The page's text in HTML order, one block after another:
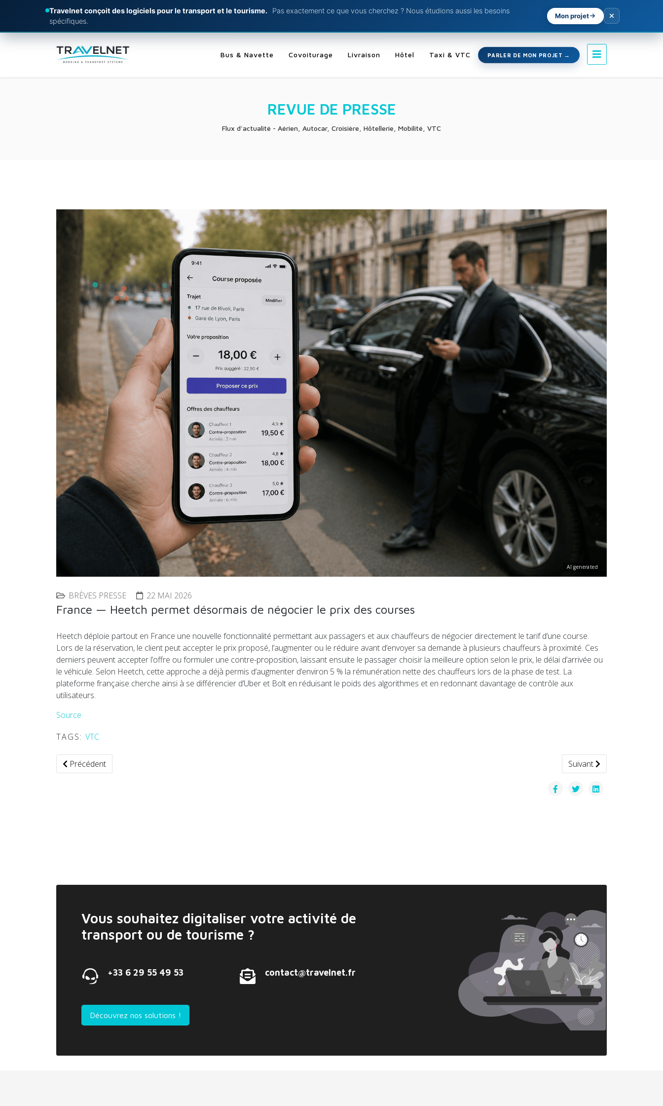
Travelnet conçoit des logiciels pour le transport et le tourisme.
Pas exactement ce que vous cherchez ? Nous étudions aussi les besoins
spécifiques.
Mon projet
Bus & Navette Covoiturage Livraison Hôtel Taxi & VTC PARLER DE MON PROJET
REVUE DE PRESSE
Flux d'actualité - Aérien, Autocar, Croisière, Hôtellerie, Mobilité, VTC
AI generated
BRÈVES PRESSE 22 MAI 2026
France — Heetch permet désormais de négocier le prix des courses
Heetch déploie partout en France une nouvelle fonctionnalité permettant aux passagers et aux chauffeurs de négocier directement le tarif d’une course.
Lors de la réservation, le client peut accepter le prix proposé, l’augmenter ou le réduire avant d’envoyer sa demande à plusieurs chauffeurs à proximité. Ces
derniers peuvent accepter l’offre ou formuler une contre-proposition, laissant ensuite le passager choisir la meilleure option selon le prix, le délai d’arrivée ou
le véhicule. Selon Heetch, cette approche a déjà permis d’augmenter d’environ 5 % la rémunération nette des chauffeurs lors de la phase de test. La
plateforme française cherche ainsi à se différencier d’Uber et Bolt en réduisant le poids des algorithmes et en redonnant davantage de contrôle aux
utilisateurs.
Source
TAGS: VTC
Article précédent : Vietnam — La navigation GPS s’impose chez les conducteurs de deux-roues
Précédent Article suivant : Afrique —
Suivant
Vous souhaitez digitaliser votre activité de
transport ou de tourisme ?
+33 6 29 55 49 53 contact@travelnet.fr
Découvrez nos solutions !